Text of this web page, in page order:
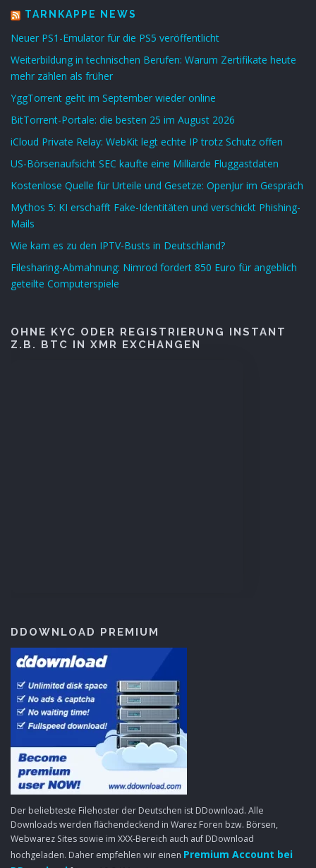
TARNKAPPE NEWS
Neuer PS1-Emulator für die PS5 veröffentlicht
Weiterbildung in technischen Berufen: Warum Zertifikate heute
mehr zählen als früher
YggTorrent geht im September wieder online
BitTorrent-Portale: die besten 25 im August 2026
iCloud Private Relay: WebKit legt echte IP trotz Schutz offen
US-Börsenaufsicht SEC kaufte eine Milliarde Fluggastdaten
Kostenlose Quelle für Urteile und Gesetze: OpenJur im Gespräch
Mythos 5: KI erschafft Fake-Identitäten und verschickt Phishing-
Mails
Wie kam es zu den IPTV-Busts in Deutschland?
Filesharing-Abmahnung: Nimrod fordert 850 Euro für angeblich
geteilte Computerspiele
OHNE KYC ODER REGISTRIERUNG INSTANT
Z.B. BTC IN XMR EXCHANGEN
DDOWNLOAD PREMIUM
Der beliebteste Filehoster der Deutschen ist DDownload. Alle
Downloads werden flächendeckend in Warez Foren bzw. Börsen,
Webwarez Sites sowie im XXX-Bereich auch auf DDownload
hochgeladen. Daher empfehlen wir einen Premium Account bei